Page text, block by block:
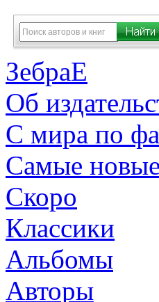
ЗебраЕ
Об
С мира по
Самые новые
Скоро
Классики
Альбомы
Авторы